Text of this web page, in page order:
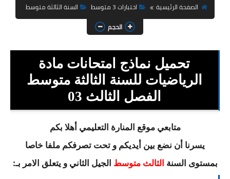
السنة الثانية ابتدائي
السنة الثالثة ابتدائي
السنة الرابعة ابتدائي
السنة الخامسة ابتدائي
شهادة التعليم الابتدائي
تزيين القسم
التعليم المتوسط
السنة الاولى متوسط
الصفحة الرئيسية
اختبارات 3 متوسط
السنة الثالثة متوسط
الحجم
تحميل نماذج امتحانات مادة
الرياضيات للسنة الثالثة متوسط
الفصل الثالث 03
متابعي موقع المنارة التعليمي أهلا بكم
يسرنا أن نضع بين أيديكم و تحت تصرفكم ملفا خاصا
بمستوى السنة الثالث متوسط الجيل الثاني و يتعلق الامر بـ: